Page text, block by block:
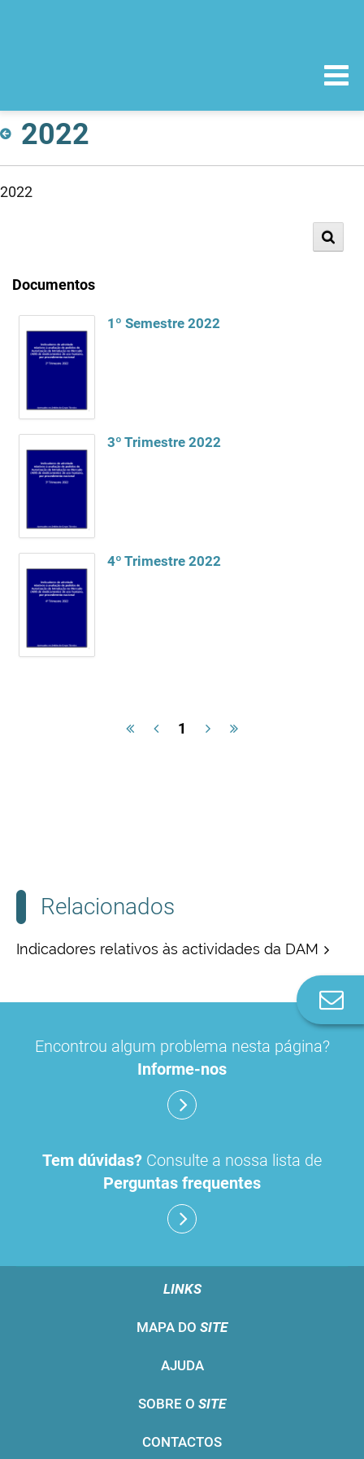
2022
2022
Documentos
1º Semestre 2022
3º Trimestre 2022
4º Trimestre 2022
1
Relacionados
Indicadores relativos às actividades da DAM
Encontrou algum problema nesta página?
Informe-nos
Tem dúvidas? Consulte a nossa lista de
Perguntas frequentes
LINKS
MAPA DO SITE
AJUDA
SOBRE O SITE
CONTACTOS